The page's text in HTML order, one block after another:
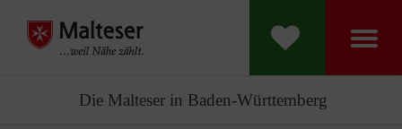
Die Malteser in Baden-Württemberg